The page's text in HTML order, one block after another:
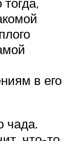
в его
чада.